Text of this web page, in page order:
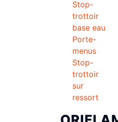
Stop-
trottoir
base eau
Porte-
menus
Stop-
trottoir
sur
ressort